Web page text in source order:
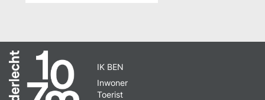
IK BEN
Inwoner
Toerist